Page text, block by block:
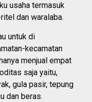
usaha termasuk
dan waralaba.
untuk di
kecamatan
menjual empat
saja yaitu,
gula pasir, tepung
dan beras.